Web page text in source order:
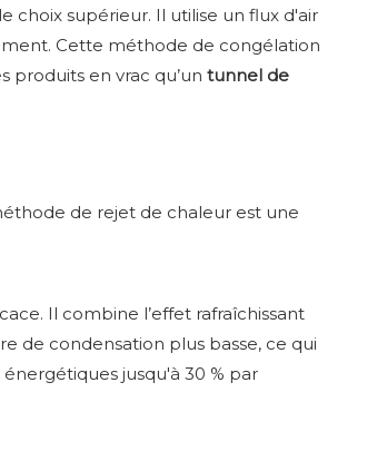
choix supérieur. Il utilise un flux d'air
Cette méthode de congélation
produits en vrac qu’un tunnel de
de rejet de chaleur est une
Il combine l’effet rafraîchissant
de condensation plus basse, ce qui
jusqu'à 30 % par